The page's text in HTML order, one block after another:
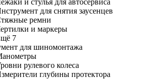
и стулья для автосервиса
для снятия заусенцев
ремни
и маркеры
7
для шиномонтажа
рулевого колеса
глубины протектора